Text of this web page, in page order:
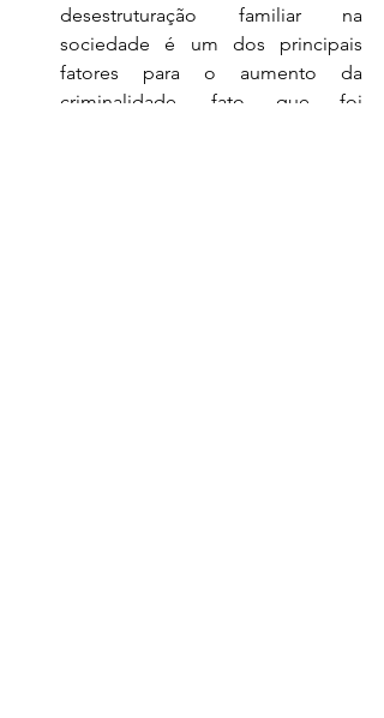
desestruturação familiar na
sociedade é um dos principais
fatores para o aumento da
criminalidade, fato que foi